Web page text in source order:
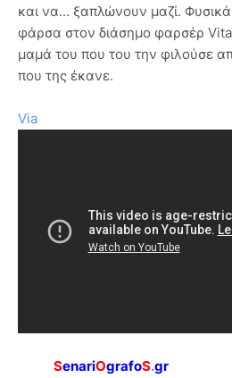
και να... ξαπλώνουν μαζί.
φάρσα στον διάσημο φαρσέρ
μαμά του που του την φιλούσε
που της έκανε.
Via
SenariOgrafoS.gr